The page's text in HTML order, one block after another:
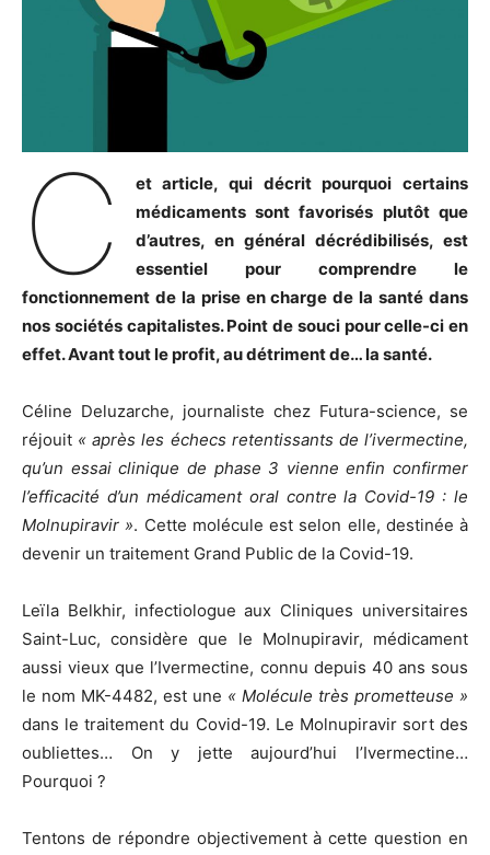
C
et article, qui décrit pourquoi certains
médicaments sont favorisés plutôt que
d’autres, en général décrédibilisés, est
essentiel pour comprendre le
fonctionnement de la prise en charge de la santé dans
nos sociétés capitalistes. Point de souci pour celle-ci en
effet. Avant tout le profit, au détriment de… la santé.
Céline Deluzarche, journaliste chez Futura-science, se
réjouit « après les échecs retentissants de l’ivermectine,
qu’un essai clinique de phase 3 vienne enfin confirmer
l’efficacité d’un médicament oral contre la Covid-19 : le
Molnupiravir ». Cette molécule est selon elle, destinée à
devenir un traitement Grand Public de la Covid-19.
Leïla Belkhir, infectiologue aux Cliniques universitaires
Saint-Luc, considère que le Molnupiravir, médicament
aussi vieux que l’Ivermectine, connu depuis 40 ans sous
le nom MK-4482, est une « Molécule très prometteuse »
dans le traitement du Covid-19. Le Molnupiravir sort des
oubliettes… On y jette aujourd’hui l’Ivermectine…
Pourquoi ?
Tentons de répondre objectivement à cette question en